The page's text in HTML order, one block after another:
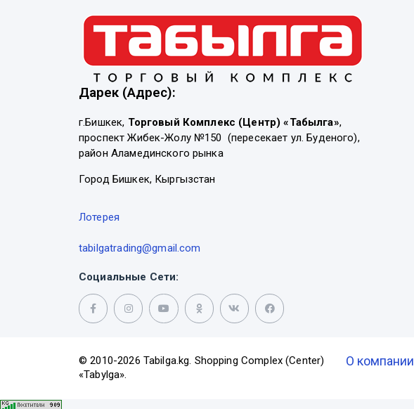
Дарек (Адрес):
г.Бишкек, Торговый Комплекс (Центр) «Табылга»,
проспект Жибек-Жолу №150 (пересекает ул. Буденого),
район Аламединского рынка
Город Бишкек, Кыргызстан
Лотерея
tabilgatrading@gmail.com
Социальные Сети:
© 2010-2026 Tabilga.kg. Shopping Complex (Center)
«Tabylga».
О компании